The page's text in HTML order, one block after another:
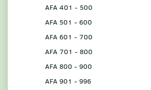
AFA 401 - 500
AFA 501 - 600
AFA 601 - 700
AFA 701 - 800
AFA 800 - 900
AFA 901 - 996